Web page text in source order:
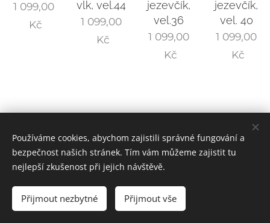
1 099,00
Kč
vlk, vel.44
1 099,00
Kč
jezevčík,
vel.36
1 099,00
Kč
jezevčík,
vel. 40
1 099,00
Kč
© 2024ATELIÉR ASSTERA - Renata Čapková |
Nevíte si rady? Kontaktujte nás.
Používáme cookies, abychom zajistili správné fungování a
bezpečnost našich stránek. Tím vám můžeme zajistit tu
nejlepší zkušenost při jejich návštěvě.
Přijmout nezbytné Přijmout vše